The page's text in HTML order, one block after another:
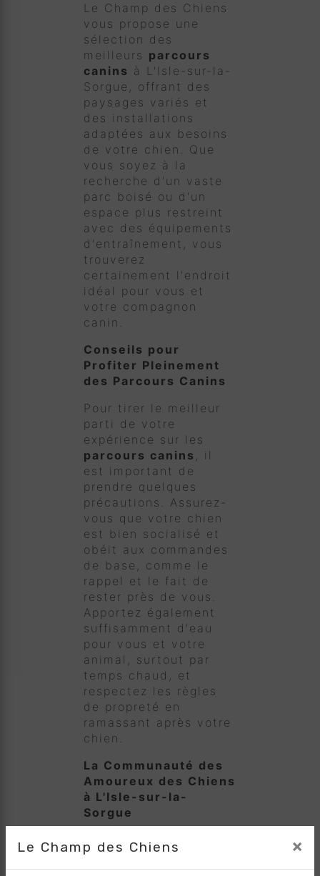
Le Champ des Chiens ×
Le Champ des Chiens
vous propose une
sélection des
meilleurs parcours
canins à L'Isle-sur-la-
Sorgue, offrant des
paysages variés et
des installations
adaptées aux besoins
de votre chien. Que
vous soyez à la
recherche d'un vaste
parc boisé ou d'un
espace plus restreint
avec des équipements
d'entraînement, vous
trouverez
certainement l'endroit
idéal pour vous et
votre compagnon
canin.
Conseils pour
Profiter Pleinement
des Parcours Canins
Pour tirer le meilleur
parti de votre
expérience sur les
parcours canins , il
est important de
prendre quelques
précautions. Assurez-
vous que votre chien
est bien socialisé et
obéit aux commandes
de base, comme le
rappel et le fait de
rester près de vous.
Apportez également
suffisamment d'eau
pour vous et votre
animal, surtout par
temps chaud, et
respectez les règles
de propreté en
ramassant après votre
chien.
La Communauté des
Amoureux des Chiens
à L'Isle-sur-la-
Sorgue
Les
parcours canins
ne sont pas seulement
des espaces de jeu